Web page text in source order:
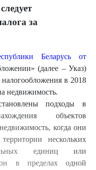
за
Беларусь от
(далее – Указ)
в 2018
недвижимость.
подходы в
объектов
когда они
нескольких
единиц или
в пределах одной